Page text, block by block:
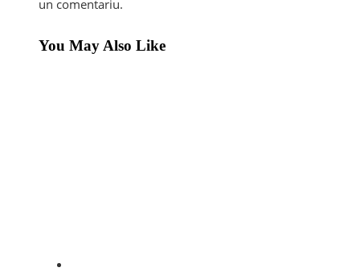
un comentariu.
You May Also Like